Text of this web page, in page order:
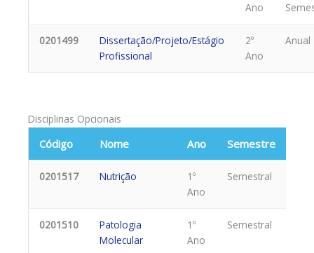
Ano
0201499
Dissertação/Projeto/Estágio
Profissional
2º
Ano
Anual
Disciplinas Opcionais
Código Nome Ano Semestre
0201517 Nutrição
1º
Ano
Semestral
0201510
Patologia
Molecular
1º
Ano
Semestral